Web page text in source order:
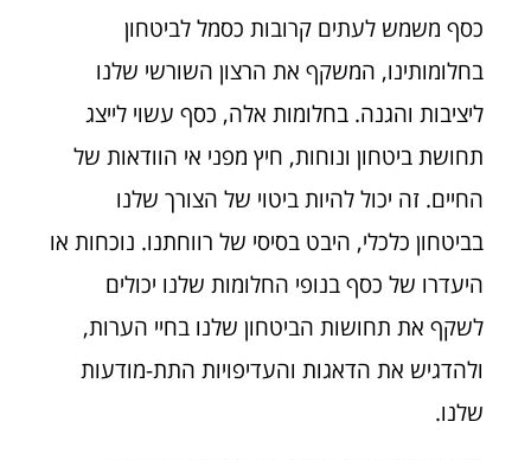
כסף משמש לעתים קרובות כסמל לביטחון
בחלומותינו, המשקף את הרצון השורשי שלנו
ליציבות והגנה. בחלומות אלה, כסף עשוי לייצג
תחושת ביטחון ונוחות, חיץ מפני אי הוודאות של
החיים. זה יכול להיות ביטוי של הצורך שלנו
בביטחון כלכלי, היבט בסיסי של רווחתנו. נוכחות או
היעדרו של כסף בנופי החלומות שלנו יכולים
לשקף את תחושות הביטחון שלנו בחיי הערות,
ולהדגיש את הדאגות והעדיפויות התת-מודעות
שלנו.